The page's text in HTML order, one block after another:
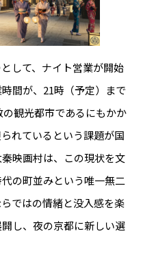
して、ナイト営業が開始
間が、21時（予定）まで
観光都市であるにもかか
れているという課題が国
映画村は、この現状を文
の町並みという唯一無二
ではの情緒と没入感を楽
し、夜の京都に新しい選